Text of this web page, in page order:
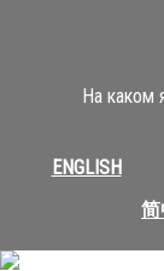
На каком
ENGLISH
简